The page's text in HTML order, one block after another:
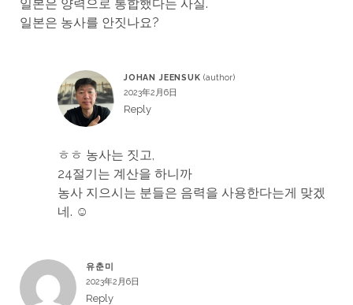
일본은 양력으로 통합했다는 사실.
일본은 농사를 안짓나요?
JOHAN JEENSUK
2023年2月6日
Reply
ㅎㅎ 농사는 짓고,
24절기는 계산을 하니까
농사 지으시는 분들은 음력을 사용한다는게 맞겠
네. ☺
유춘미
2023年2月6日
Reply